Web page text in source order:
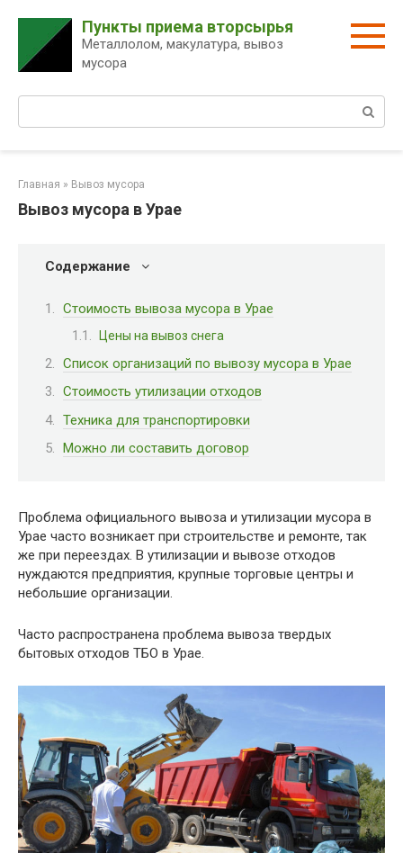
контенту
Пункты приема вторсырья
Металлолом, макулатура, вывоз
мусора
Главная » Вывоз мусора
Вывоз мусора в Урае
Содержание
Стоимость вывоза мусора в Урае
Цены на вывоз снега
Список организаций по вывозу мусора в Урае
Стоимость утилизации отходов
Техника для транспортировки
Можно ли составить договор
Проблема официального вывоза и утилизации мусора в
Урае часто возникает при строительстве и ремонте, так
же при переездах. В утилизации и вывозе отходов
нуждаются предприятия, крупные торговые центры и
небольшие организации.
Часто распространена проблема вывоза твердых
бытовых отходов ТБО в Урае.